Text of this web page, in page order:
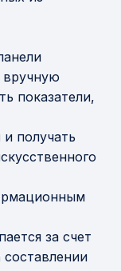
вручную
показатели,
получать
за счет